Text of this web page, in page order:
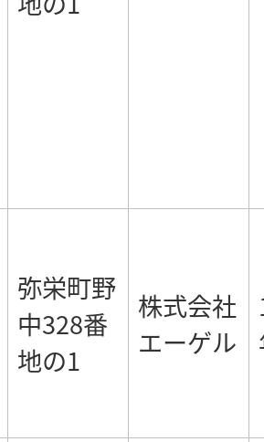
弥栄町野
中328番
地の1
株式会社
エーゲル